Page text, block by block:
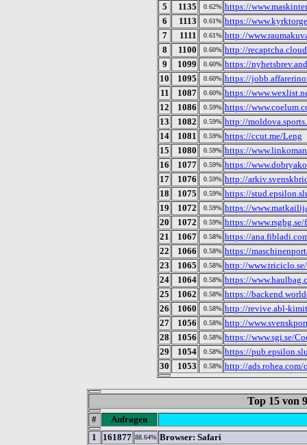
5
1135 0.62% https://
6
1113 0.61% https://
7
1111 0.61% http://
8
1100 0.60% http://
9
1099 0.60% https://
10
1095 0.60% https://
11
1087 0.60% https://
12
1086 0.59% https://
13
1082 0.59% http://
14
1081 0.59% https://ccut.me/Leng
15
1080 0.59% https://
16
1077 0.59% https://
17
1076 0.59% http://
18
1075 0.59% https://
19
1072 0.59% https://
20
1072 0.59% https://
21
1067 0.58% https://
22
1066 0.58% https://
23
1065 0.58% http://
24
1064 0.58% https://
25
1062 0.58% https://
26
1060 0.58% http://revive.abl-
27
1056 0.58% http://
28
1056 0.58% https://www.sgi.se/
29
1054 0.58% https://
30
1053 0.58% http://
Top 15 von
#
Anfragen
1
161877 88.64% Browser: Safari